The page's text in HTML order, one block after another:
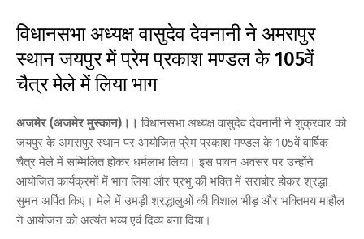
विधानसभा अध्यक्ष वासुदेव देवनानी ने अमरापुर
स्थान जयपुर में प्रेम प्रकाश मण्डल के 105वें
चैत्र मेले में लिया भाग
अजमेर (अजमेर मुस्कान)।। विधानसभा अध्यक्ष वासुदेव देवनानी ने शुक्रवार को
जयपुर के अमरापुर स्थान पर आयोजित प्रेम प्रकाश मण्डल के 105वें वार्षिक
चैत्र मेले में सम्मिलित होकर धर्मलाभ लिया। इस पावन अवसर पर उन्होंने
आयोजित कार्यक्रमों में भाग लिया और प्रभु की भक्ति में सराबोर होकर श्रद्धा
सुमन अर्पित किए। मेले में उमड़ी श्रद्धालुओं की विशाल भीड़ और भक्तिमय माहौल
ने आयोजन को अत्यंत भव्य एवं दिव्य बना दिया।